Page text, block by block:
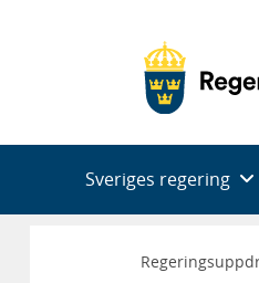
Sveriges regering